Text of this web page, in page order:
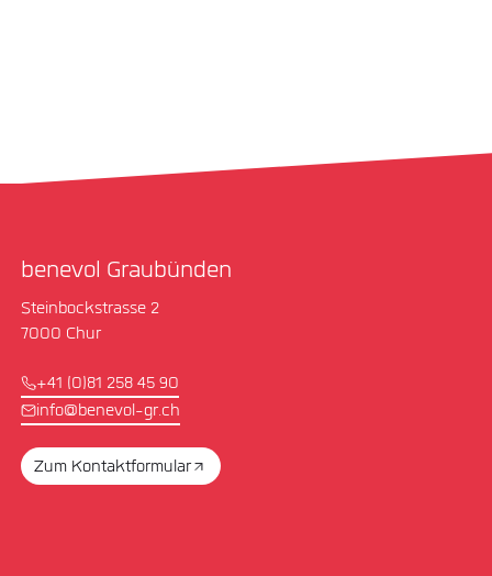
benevol Graubünden
Steinbockstrasse 2
7000 Chur
+41 (0)81 258 45 90
info@benevol-gr.ch
Zum Kontaktformular